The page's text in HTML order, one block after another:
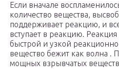
Если вначале
количество вещества,
поддерживает реакцию, и
вступает в реакцию.
быстрой и узкой
вещество бежит как волна .
мощных взрывчатых веществ